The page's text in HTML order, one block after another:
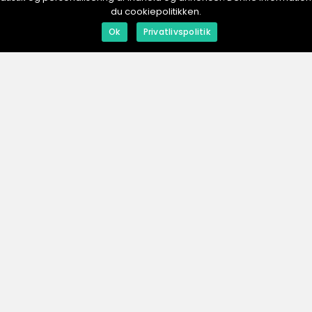
Rökpipor: En blick på traditionella Lyx och
du cookiepolitikken.
Ok Privatlivspolitik